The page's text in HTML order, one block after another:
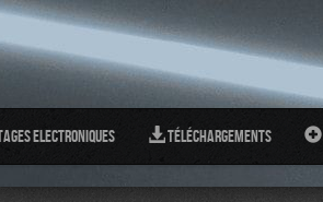
Electroniques Téléchargements